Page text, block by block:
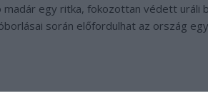
egy ritka, fokozottan védett uráli
során előfordulhat az ország